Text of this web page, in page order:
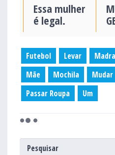
Essa mulher
é legal.
Futebol Levar
Mãe
Mochila Mudar
Passar Roupa
Um